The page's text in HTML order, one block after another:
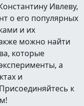
Ивлеву,
о его популярных
и их
можно найти
которые
а
и
к